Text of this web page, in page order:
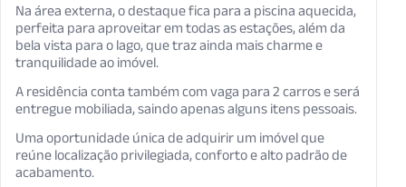
Na área externa, o destaque fica para a piscina aquecida,
perfeita para aproveitar em todas as estações, além da
bela vista para o lago, que traz ainda mais charme e
tranquilidade ao imóvel.
A residência conta também com vaga para 2 carros e será
entregue mobiliada, saindo apenas alguns itens pessoais.
Uma oportunidade única de adquirir um imóvel que
reúne localização privilegiada, conforto e alto padrão de
acabamento.